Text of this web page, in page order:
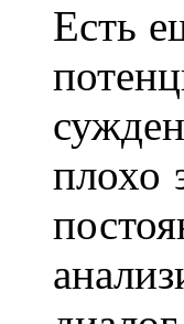
Есть
плохо